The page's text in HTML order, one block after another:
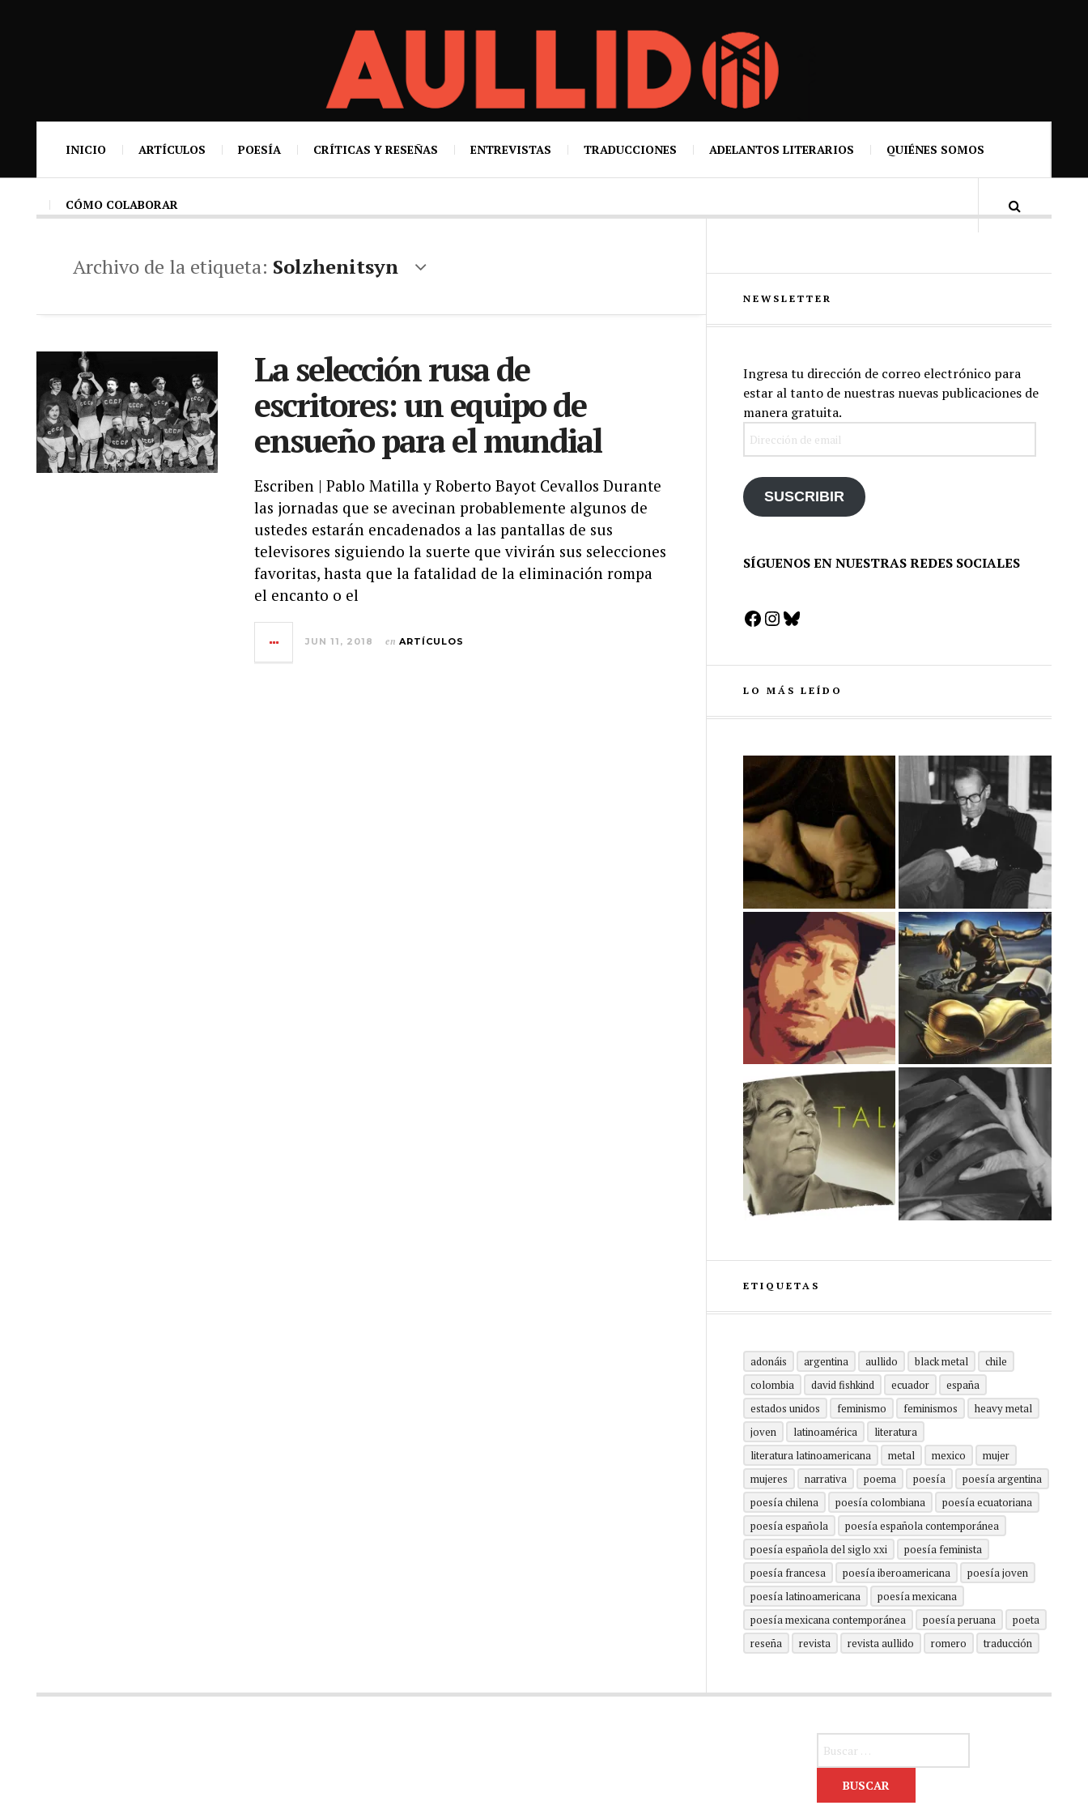
INICIO ARTÍCULOS POESÍA CRÍTICAS Y RESEÑAS ENTREVISTAS TRADUCCIONES ADELANTOS LITERARIOS QUIÉNES SOMOS
CÓMO COLABORAR
Archivo de la etiqueta: Solzhenitsyn
La selección rusa de
escritores: un equipo de
ensueño para el mundial
Escriben | Pablo Matilla y Roberto Bayot Cevallos Durante
las jornadas que se avecinan probablemente algunos de
ustedes estarán encadenados a las pantallas de sus
televisores siguiendo la suerte que vivirán sus selecciones
favoritas, hasta que la fatalidad de la eliminación rompa
el encanto o el
JUN 11, 2018 en ARTÍCULOS
NEWSLETTER
Ingresa tu dirección de correo electrónico para
estar al tanto de nuestras nuevas publicaciones de
manera gratuita.
SUSCRIBIR
SÍGUENOS EN NUESTRAS REDES SOCIALES
Facebook
Instagram
Bluesky
LO MÁS LEÍDO
ETIQUETAS
adonáis argentina aullido black metal
chile
colombia
david fishkind ecuador
españa
estados unidos
feminismo feminismos
heavy metal
joven
latinoamérica
literatura
literatura latinoamericana
metal mexico
mujer
mujeres
narrativa poema poesía
poesía argentina
poesía chilena
poesía colombiana
poesía ecuatoriana
poesía española
poesía española contemporánea
poesía española del siglo xxi
poesía feminista
poesía francesa
poesía iberoamericana
poesía joven
poesía latinoamericana
poesía mexicana
poesía mexicana contemporánea
poesía peruana
poeta
reseña
revista revista aullido romero traducción